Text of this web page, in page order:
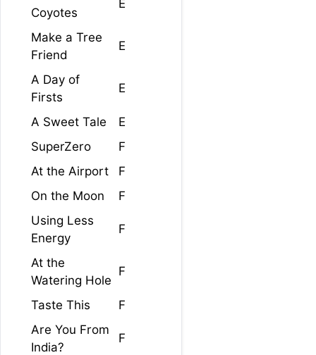
Coyotes
E
Make a Tree
Friend
E
A Day of
Firsts
E
A Sweet Tale
E
SuperZero
F
At the Airport
F
On the Moon
F
Using Less
Energy
F
At the
Watering Hole
F
Taste This
F
Are You From
India?
F